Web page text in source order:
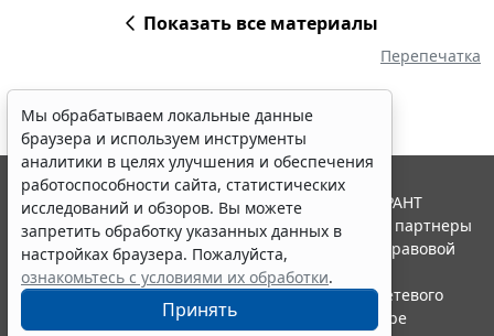
Показать все материалы
Перепечатка
Мы обрабатываем локальные данные
браузера и используем инструменты
аналитики в целях улучшения и обеспечения
работоспособности сайта, статистических
исследований и обзоров. Вы можете
запретить обработку указанных данных в
настройках браузера. Пожалуйста,
ознакомьтесь с условиями их обработки.
Принять
© ООО "НПП "ГАРАНТ-СЕРВИС", 2026. Система ГАРАНТ
выпускается с 1990 года. Компания "Гарант" и ее партнеры
являются участниками Российской ассоциации правовой
информации ГАРАНТ.
Портал ГАРАНТ.РУ зарегистрирован в качестве сетевого
издания Федеральной службой по надзору в сфере